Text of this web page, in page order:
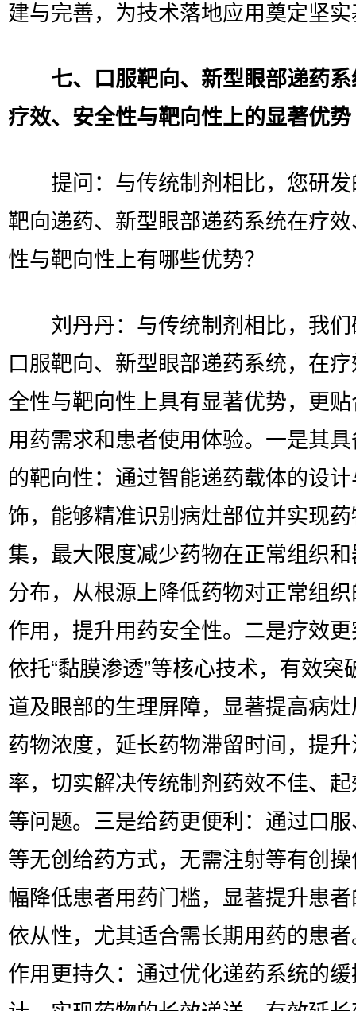
建与完善，为技术落地应用奠定坚
七、口服靶向、新型眼部递药
疗效、安全性与靶向性上的显著优势
提问：与传统制剂相比，您研发
靶向递药、新型眼部递药系统在疗
性与靶向性上有哪些优势？
刘丹丹：与传统制剂相比，我们
口服靶向、新型眼部递药系统，在
全性与靶向性上具有显著优势，更
用药需求和患者使用体验。一是其
的靶向性：通过智能递药载体的设
饰，能够精准识别病灶部位并实现
集，最大限度减少药物在正常组织
分布，从根源上降低药物对正常组
作用，提升用药安全性。二是疗效
依托“黏膜渗透”等核心技术，有效突
道及眼部的生理屏障，显著提高病
药物浓度，延长药物滞留时间，提
率，切实解决传统制剂药效不佳、
等问题。三是给药更便利：通过口
等无创给药方式，无需注射等有创
幅降低患者用药门槛，显著提升患
依从性，尤其适合需长期用药的患
作用更持久：通过优化递药系统的